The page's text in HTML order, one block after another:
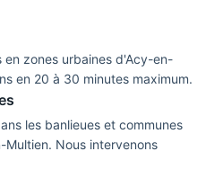
zones urbaines d'Acy-en-
en 20 à 30 minutes maximum.
les banlieues et communes
Multien. Nous intervenons